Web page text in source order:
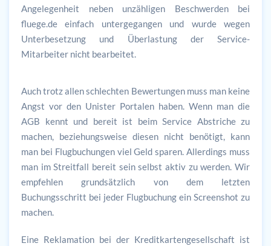
Angelegenheit neben unzähligen Beschwerden bei
fluege.de einfach untergegangen und wurde wegen
Unterbesetzung und Überlastung der Service-
Mitarbeiter nicht bearbeitet.
Auch trotz allen schlechten Bewertungen muss man keine
Angst vor den Unister Portalen haben. Wenn man die
AGB kennt und bereit ist beim Service Abstriche zu
machen, beziehungsweise diesen nicht benötigt, kann
man bei Flugbuchungen viel Geld sparen. Allerdings muss
man im Streitfall bereit sein selbst aktiv zu werden. Wir
empfehlen grundsätzlich von dem letzten
Buchungsschritt bei jeder Flugbuchung ein Screenshot zu
machen.
Eine Reklamation bei der Kreditkartengesellschaft ist